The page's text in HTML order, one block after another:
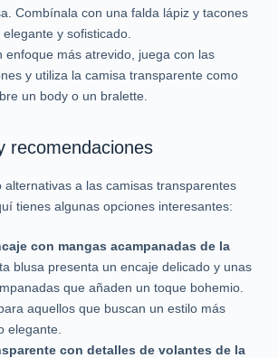
Combínala con una falda lápiz y tacones
y sofisticado.
enfoque más atrevido, juega con las
y utiliza la camisa transparente como
un body o un bralette.
recomendaciones
alternativas a las camisas transparentes
tienes algunas opciones interesantes:
con mangas acampanadas de la
blusa presenta un encaje delicado y unas
que añaden un toque bohemio.
aquellos que buscan un estilo más
elegante.
con detalles de volantes de la